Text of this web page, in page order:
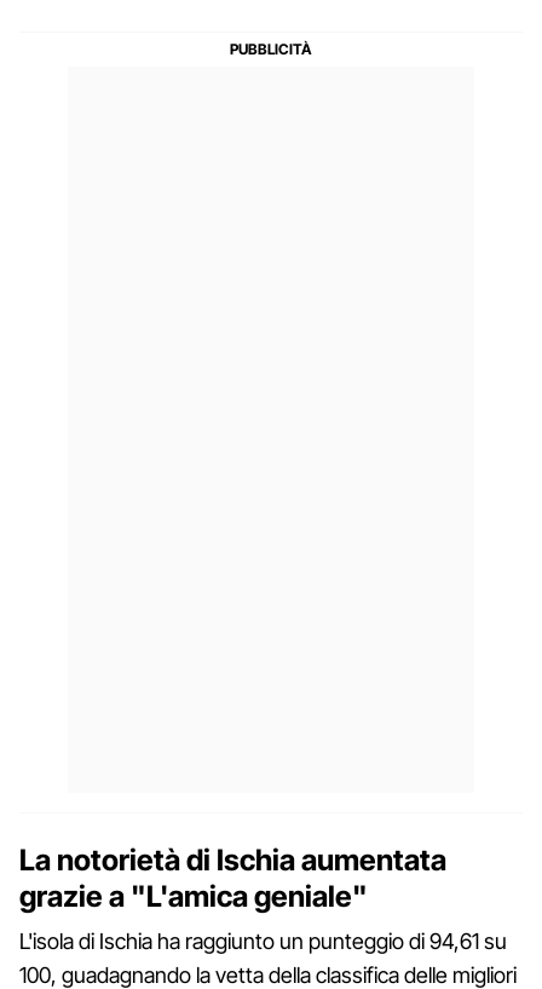
La notorietà di Ischia aumentata
grazie a "L'amica geniale"
L'isola di Ischia ha raggiunto un punteggio di 94,61 su
100, guadagnando la vetta della classifica delle migliori